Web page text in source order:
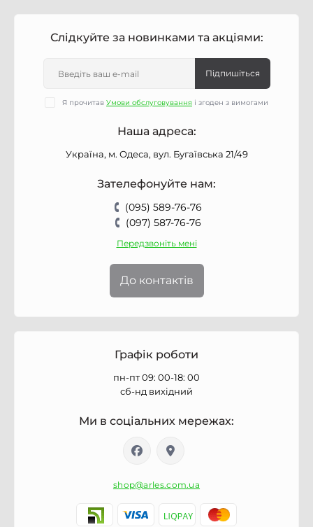
Слідкуйте за новинками та акціями:
Підпишіться
Я прочитав Умови обслуговування і згоден з вимогами
Наша адреса:
Україна, м. Одеса, вул. Бугаївська 21/49
Зателефонуйте нам:
(095) 589-76-76
(097) 587-76-76
Передзвоніть мені
До контактів
Графік роботи
пн-пт 09: 00-18: 00
сб-нд вихідний
Ми в соціальних мережах:
shop@arles.com.ua